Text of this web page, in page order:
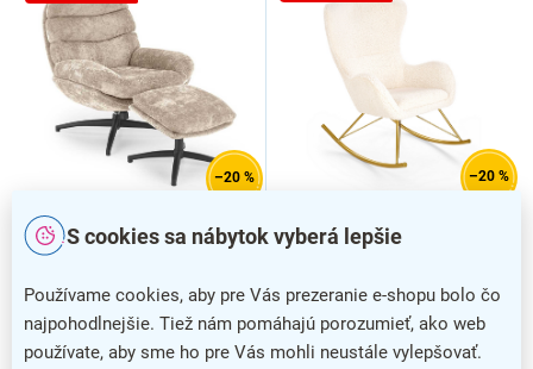
S cookies sa nábytok vyberá lepšie
Používame cookies, aby pre Vás prezeranie e-shopu bolo čo
najpohodlnejšie. Tiež nám pomáhajú porozumieť, ako web
používate, aby sme ho pre Vás mohli neustále vylepšovať.
–20 %
Hojdacie kreslo Caleb,
–20 %
Hojdacie kreslo Liberto,
krémová